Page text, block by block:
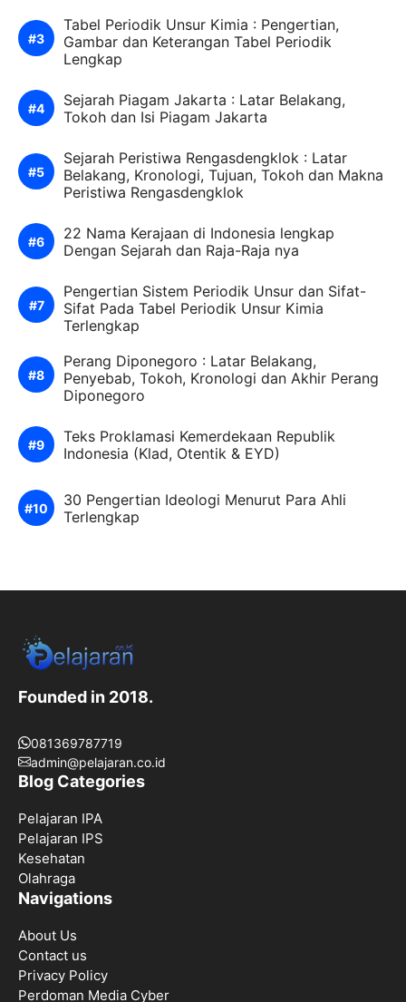
Tabel Periodik Unsur Kimia : Pengertian,
Gambar dan Keterangan Tabel Periodik
Lengkap
Sejarah Piagam Jakarta : Latar Belakang,
Tokoh dan Isi Piagam Jakarta
Sejarah Peristiwa Rengasdengklok : Latar
Belakang, Kronologi, Tujuan, Tokoh dan Makna
Peristiwa Rengasdengklok
22 Nama Kerajaan di Indonesia lengkap
Dengan Sejarah dan Raja-Raja nya
Pengertian Sistem Periodik Unsur dan Sifat-
Sifat Pada Tabel Periodik Unsur Kimia
Terlengkap
Perang Diponegoro : Latar Belakang,
Penyebab, Tokoh, Kronologi dan Akhir Perang
Diponegoro
Teks Proklamasi Kemerdekaan Republik
Indonesia (Klad, Otentik & EYD)
30 Pengertian Ideologi Menurut Para Ahli
Terlengkap
Founded in 2018.
081369787719
admin@pelajaran.co.id
Blog Categories
Pelajaran IPA
Pelajaran IPS
Kesehatan
Olahraga
Navigations
About Us
Contact us
Privacy Policy
Perdoman Media Cyber